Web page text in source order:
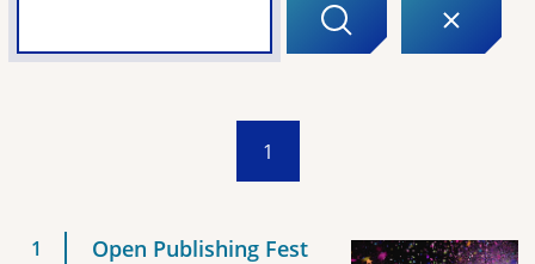
1
Open Publishing Fest